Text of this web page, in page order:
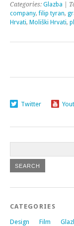
Categories: Glazba |
company,filip tyran,
Hrvati, Moliški Hrvati,
Twitter
CATEGORIES
Design Film